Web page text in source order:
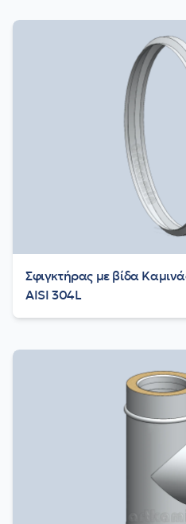
Σφιγκτήρας με βίδα Καμινάδας Aνοξείδωτος INOX
AISI 304L